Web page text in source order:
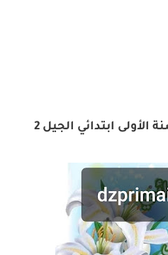
الأولى ابتدائي الجيل 2